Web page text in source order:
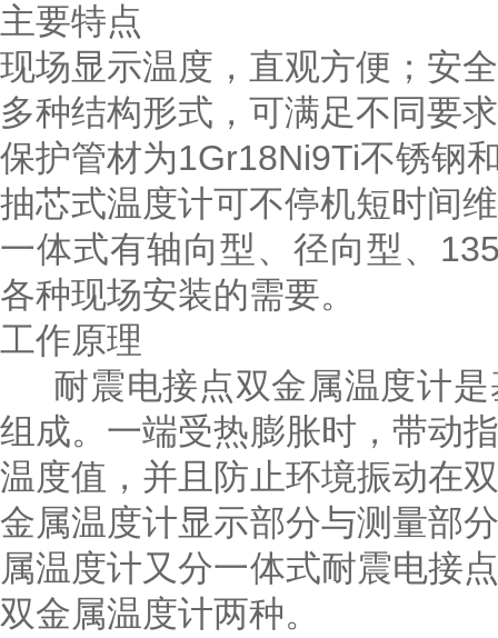
主要特点
现场显示温度，直观方便；安
多种结构形式，可满足不同要
保护管材为1Gr18Ni9Ti不锈钢
抽芯式温度计可不停机短时间
一体式有轴向型、径向型、
各种现场安装的需要。
工作原理
耐震电接点双金属温度计是
组成。一端受热膨胀时，带动
温度值，并且防止环境振动在
金属温度计显示部分与测量部
属温度计又分一体式耐震电接
双金属温度计两种。